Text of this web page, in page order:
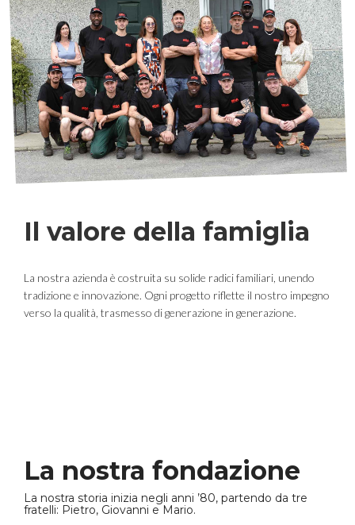
Il valore della famiglia
La nostra azienda è costruita su solide radici familiari, unendo
tradizione e innovazione. Ogni progetto riflette il nostro impegno
verso la qualità, trasmesso di generazione in generazione.
La nostra fondazione
La nostra storia inizia negli anni ’80, partendo da tre
fratelli: Pietro, Giovanni e Mario.